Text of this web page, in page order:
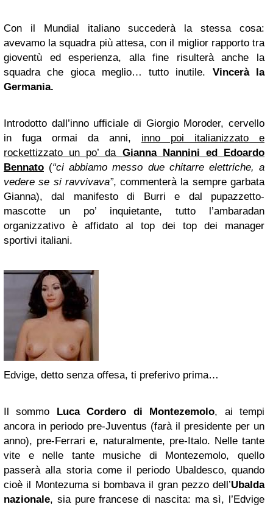
Con il Mundial italiano succederà la stessa cosa:
avevamo la squadra più attesa, con il miglior rapporto tra
gioventù ed esperienza, alla fine risulterà anche la
squadra che gioca meglio… tutto inutile. Vincerà la
Germania.
Introdotto dall’inno ufficiale di Giorgio Moroder, cervello
in fuga ormai da anni, inno poi italianizzato e
rockettizzato un po’ da Gianna Nannini ed Edoardo
Bennato (“ci abbiamo messo due chitarre elettriche, a
vedere se si ravvivava”, commenterà la sempre garbata
Gianna), dal manifesto di Burri e dal pupazzetto-
mascotte un po’ inquietante, tutto l’ambaradan
organizzativo è affidato al top dei top dei manager
sportivi italiani.
Edvige, detto senza offesa, ti preferivo prima…
Il sommo Luca Cordero di Montezemolo, ai tempi
ancora in periodo pre-Juventus (farà il presidente per un
anno), pre-Ferrari e, naturalmente, pre-Italo. Nelle tante
vite e nelle tante musiche di Montezemolo, quello
passerà alla storia come il periodo Ubaldesco, quando
cioè il Montezuma si bombava il gran pezzo dell’Ubalda
nazionale, sia pure francese di nascita: ma sì, l’Edvige